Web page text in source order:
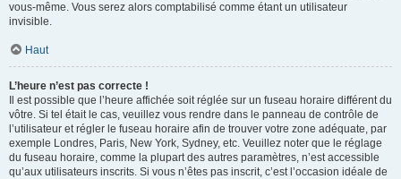
vous-même. Vous serez alors comptabilisé comme étant un utilisateur
invisible.
Haut
L’heure n’est pas correcte !
Il est possible que l’heure affichée soit réglée sur un fuseau horaire différent du
vôtre. Si tel était le cas, veuillez vous rendre dans le panneau de contrôle de
l’utilisateur et régler le fuseau horaire afin de trouver votre zone adéquate, par
exemple Londres, Paris, New York, Sydney, etc. Veuillez noter que le réglage
du fuseau horaire, comme la plupart des autres paramètres, n’est accessible
qu’aux utilisateurs inscrits. Si vous n’êtes pas inscrit, c’est l’occasion idéale de